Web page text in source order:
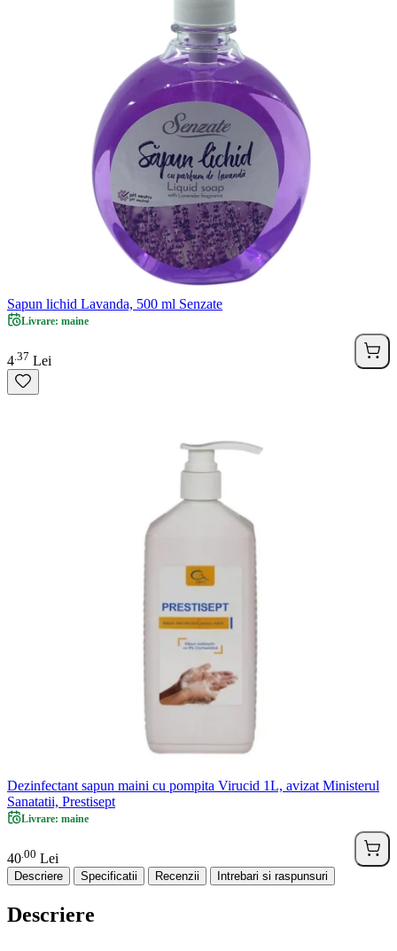
Sapun lichid Lavanda, 500 ml Senzate
Livrare: maine
4 37 Lei
Dezinfectant sapun maini cu pompita Virucid 1L, avizat Ministerul
Sanatatii, Prestisept
Livrare: maine
40 00 Lei
Descriere Specificatii Recenzii Intrebari si raspunsuri
Descriere